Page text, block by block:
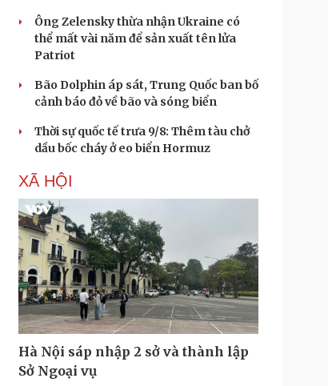
Ông Zelensky thừa nhận Ukraine có
thể mất vài năm để sản xuất tên lửa
Patriot
Bão Dolphin áp sát, Trung Quốc ban bố
cảnh báo đỏ về bão và sóng biển
Thời sự quốc tế trưa 9/8: Thêm tàu chở
dầu bốc cháy ở eo biển Hormuz
XÃ HỘI
Hà Nội sáp nhập 2 sở và thành lập
Sở Ngoại vụ